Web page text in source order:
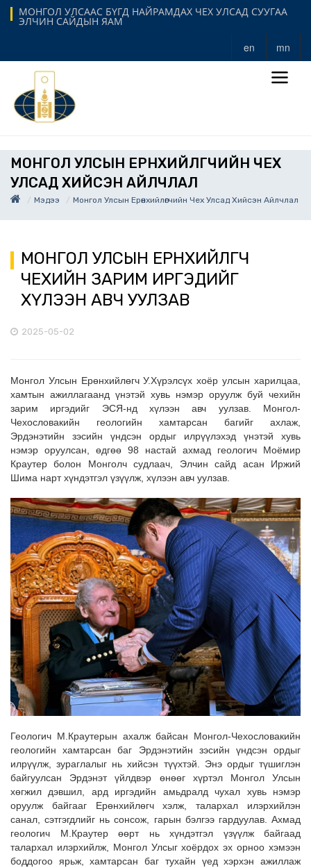
МОНГОЛ УЛСААС БҮГД НАЙРАМДАХ ЧЕХ УЛСАД СУУГАА
ЭЛЧИН САЙДЫН ЯАМ
en mn
МОНГОЛ УЛСЫН ЕРӨНХИЙЛӨГЧИЙН ЧЕХ
УЛСАД ХИЙСЭН АЙЛЧЛАЛ
Мэдээ Монгол Улсын Ерөнхийлөгчийн Чех Улсад Хийсэн Айлчлал
МОНГОЛ УЛСЫН ЕРӨНХИЙЛӨГЧ
ЧЕХИЙН ЗАРИМ ИРГЭДИЙГ
ХҮЛЭЭН АВЧ УУЛЗАВ
2025-05-02
Монгол Улсын Ерөнхийлөгч У.Хүрэлсүх хоёр улсын харилцаа,
хамтын ажиллагаанд үнэтэй хувь нэмэр оруулж буй чехийн
зарим иргэдийг ЭСЯ-нд хүлээн авч уулзав. Монгол-
Чехословакийн геологийн хамтарсан багийг ахлаж,
Эрдэнэтийн зэсийн үндсэн ордыг илрүүлэхэд үнэтэй хувь
нэмэр оруулсан, өдгөө 98 настай ахмад геологич Моёмир
Краутер болон Монголч судлаач, Элчин сайд асан Иржий
Шима нарт хүндэтгэл үзүүлж, хүлээн авч уулзав.
Геологич М.Краутерын ахалж байсан Монгол-Чехословакийн
геологийн хамтарсан баг Эрдэнэтийн зэсийн үндсэн ордыг
илрүүлж, зураглалыг нь хийсэн түүхтэй. Энэ ордыг түшиглэн
байгуулсан Эрдэнэт үйлдвэр өнөөг хүртэл Монгол Улсын
хөгжил дэвшил, ард иргэдийн амьдралд чухал хувь нэмэр
оруулж байгааг Ерөнхийлөгч хэлж, талархал илэрхийлэн
санал, сэтгэгдлийг нь сонсож, гарын бэлгээ гардуулав. Ахмад
геологич М.Краутер өөрт нь хүндэтгэл үзүүлж байгаад
талархал илэрхийлж, Монгол Улсыг хоёрдох эх орноо хэмээн
боддогоо ярьж, хамтарсан баг тухайн үед хэрхэн ажиллаж